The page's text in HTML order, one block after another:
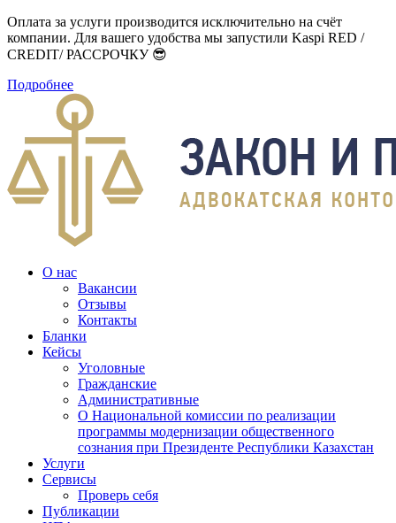
Оплата за услуги производится исключительно на счёт
компании. Для вашего удобства мы запустили Kaspi RED /
CREDIT/ РАССРОЧКУ 😎
Подробнее
О нас
Вакансии
Отзывы
Контакты
Бланки
Кейсы
Уголовные
Гражданские
Административные
О Национальной комиссии по реализации
программы модернизации общественного
сознания при Президенте Республики Казахстан
Услуги
Сервисы
Проверь себя
Публикации